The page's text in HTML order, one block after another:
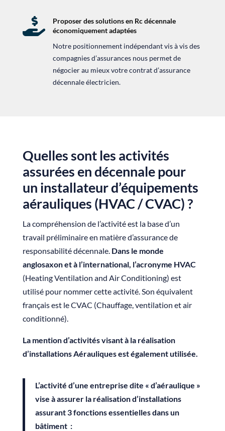

Proposer des solutions en Rc décennale
économiquement adaptées
Notre positionnement indépendant vis à vis des
compagnies d’assurances nous permet de
négocier au mieux votre contrat d’assurance
décennale électricien.
Quelles sont les activités
assurées en décennale pour
un installateur d’équipements
aérauliques (HVAC / CVAC) ?
La compréhension de l’activité est la base d’un
travail préliminaire en matière d’assurance de
responsabilité décennale. Dans le monde
anglosaxon et à l’international, l’acronyme HVAC
(Heating Ventilation and Air Conditioning) est
utilisé pour nommer cette activité. Son équivalent
français est le CVAC (Chauffage, ventilation et air
conditionné).
La mention d’activités visant à la réalisation
d’installations Aérauliques est également utilisée.
L’activité d’une entreprise dite « d’aéraulique »
vise à assurer la réalisation d’installations
assurant 3 fonctions essentielles dans un
bâtiment :